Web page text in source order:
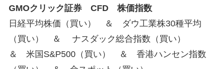
GMOクリック証券 CFD 株価指数
日経平均株価（買い） ＆ ダウ工業株30種平均
（買い） ＆ ナスダック総合指数（買い）
＆ 米国S&P500（買い） ＆ 香港ハンセン指数